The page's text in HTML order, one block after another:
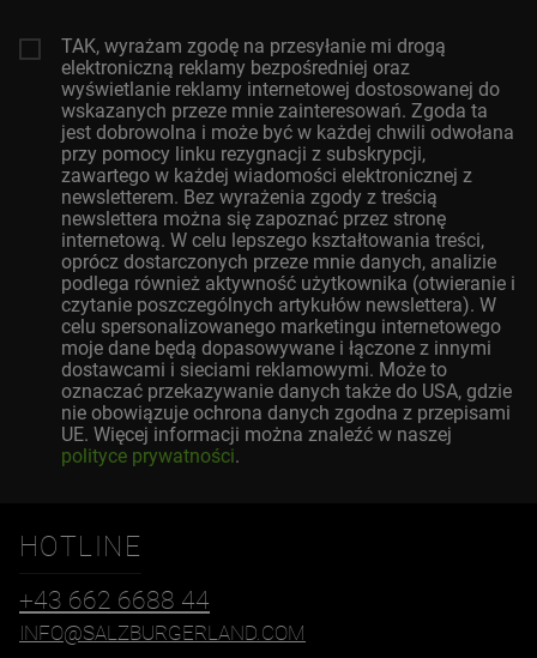
TAK, wyrażam zgodę na przesyłanie mi drogą
elektroniczną reklamy bezpośredniej oraz
wyświetlanie reklamy internetowej dostosowanej do
wskazanych przeze mnie zainteresowań. Zgoda ta
jest dobrowolna i może być w każdej chwili odwołana
przy pomocy linku rezygnacji z subskrypcji,
zawartego w każdej wiadomości elektronicznej z
newsletterem. Bez wyrażenia zgody z treścią
newslettera można się zapoznać przez stronę
internetową. W celu lepszego kształtowania treści,
oprócz dostarczonych przeze mnie danych, analizie
podlega również aktywność użytkownika (otwieranie i
czytanie poszczególnych artykułów newslettera). W
celu spersonalizowanego marketingu internetowego
moje dane będą dopasowywane i łączone z innymi
dostawcami i sieciami reklamowymi. Może to
oznaczać przekazywanie danych także do USA, gdzie
nie obowiązuje ochrona danych zgodna z przepisami
UE. Więcej informacji można znaleźć w naszej
polityce prywatności.
HOTLINE
+43 662 6688 44
INFO@SALZBURGERLAND.COM